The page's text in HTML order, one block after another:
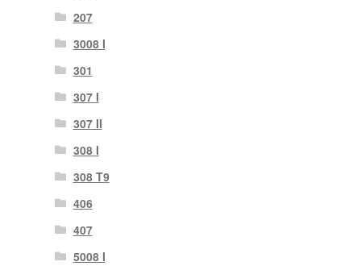
207
3008 I
301
307 I
307 II
308 I
308 T9
406
407
5008 I